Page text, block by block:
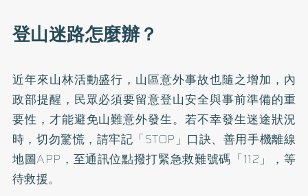
登山迷路怎麼辦？
近年來山林活動盛行，山區意外事故也隨之增加，內
政部提醒，民眾必須要留意登山安全與事前準備的重
要性，才能避免山難意外發生。若不幸發生迷途狀況
時，切勿驚慌，請牢記「STOP」口訣、善用手機離線
地圖APP，至通訊位點撥打緊急救難號碼「112」，等
待救援。